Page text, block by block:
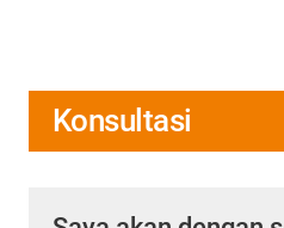
Konsultasi